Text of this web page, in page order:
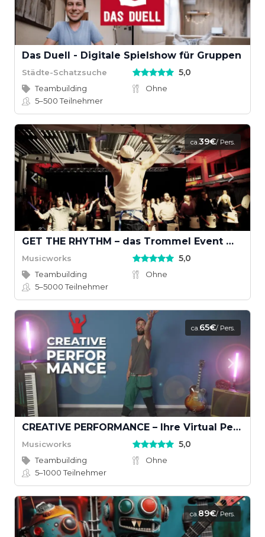
Das Duell - Digitale Spielshow für Gruppen
Städte-Schatzsuche 5,0
Teambuilding
Ohne
5–500Teilnehmer
ca.39€/ Pers.
GET THE RHYTHM – das Trommel Event mit Groove
Musicworks 5,0
Teambuilding
Ohne
5–5000Teilnehmer
ca.65€/ Pers.
CREATIVE PERFORMANCE – Ihre Virtual Performance mit Musikvideodreh
Musicworks 5,0
Teambuilding
Ohne
5–1000Teilnehmer
ca.89€/ Pers.